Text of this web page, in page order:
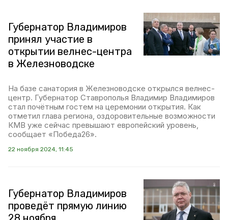
Губернатор Владимиров
принял участие в
открытии велнес-центра
в Железноводске
На базе санатория в Железноводске открылся велнес-
центр. Губернатор Ставрополья Владимир Владимиров
стал почётным гостем на церемонии открытия. Как
отметил глава региона, оздоровительные возможности
КМВ уже сейчас превышают европейский уровень,
сообщает «Победа26».
22 ноября 2024, 11:45
Губернатор Владимиров
проведёт прямую линию